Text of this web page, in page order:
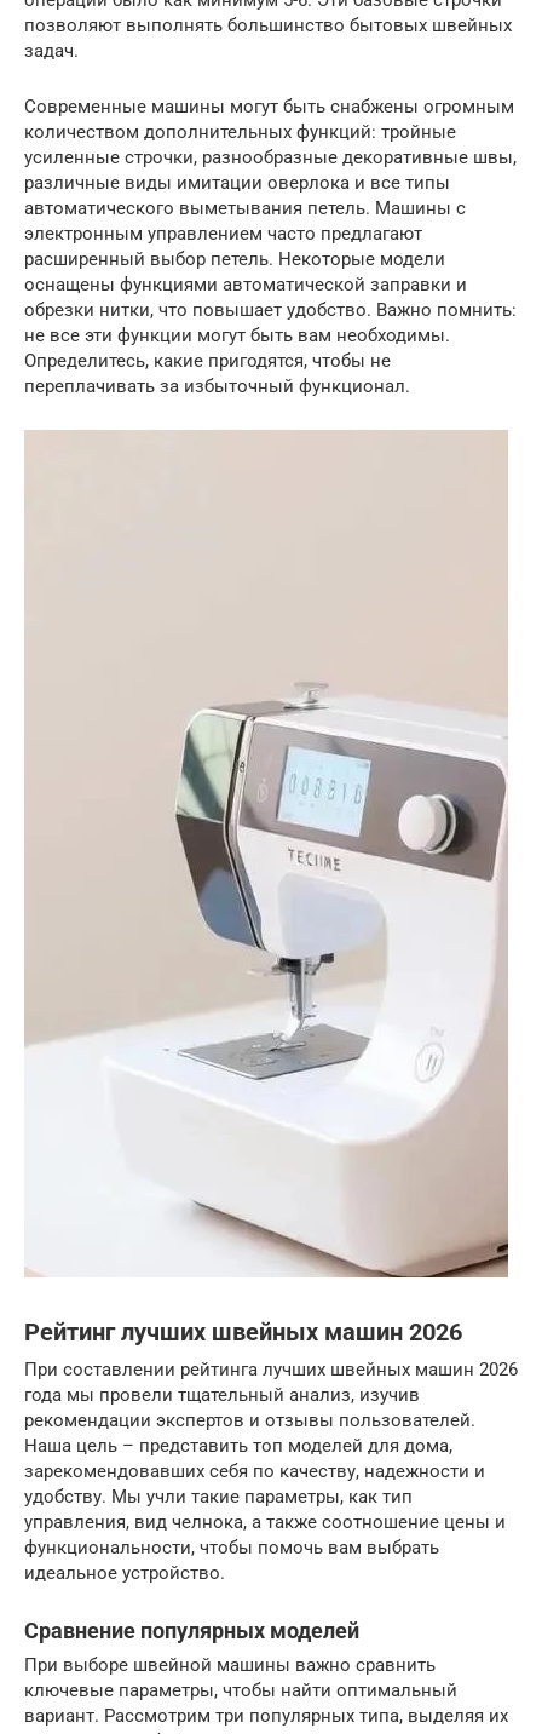
позволяют выполнять большинство бытовых швейных
задач.
Современные машины могут быть снабжены огромным
количеством дополнительных функций: тройные
усиленные строчки, разнообразные декоративные швы,
различные виды имитации оверлока и все типы
автоматического выметывания петель. Машины с
электронным управлением часто предлагают
расширенный выбор петель. Некоторые модели
оснащены функциями автоматической заправки и
обрезки нитки, что повышает удобство. Важно помнить:
не все эти функции могут быть вам необходимы.
Определитесь, какие пригодятся, чтобы не
переплачивать за избыточный функционал.
Рейтинг лучших швейных машин 2026
При составлении рейтинга лучших швейных машин 2026
года мы провели тщательный анализ, изучив
рекомендации экспертов и отзывы пользователей.
Наша цель – представить топ моделей для дома,
зарекомендовавших себя по качеству, надежности и
удобству. Мы учли такие параметры, как тип
управления, вид челнока, а также соотношение цены и
функциональности, чтобы помочь вам выбрать
идеальное устройство.
Сравнение популярных моделей
При выборе швейной машины важно сравнить
ключевые параметры, чтобы найти оптимальный
вариант. Рассмотрим три популярных типа, выделяя их